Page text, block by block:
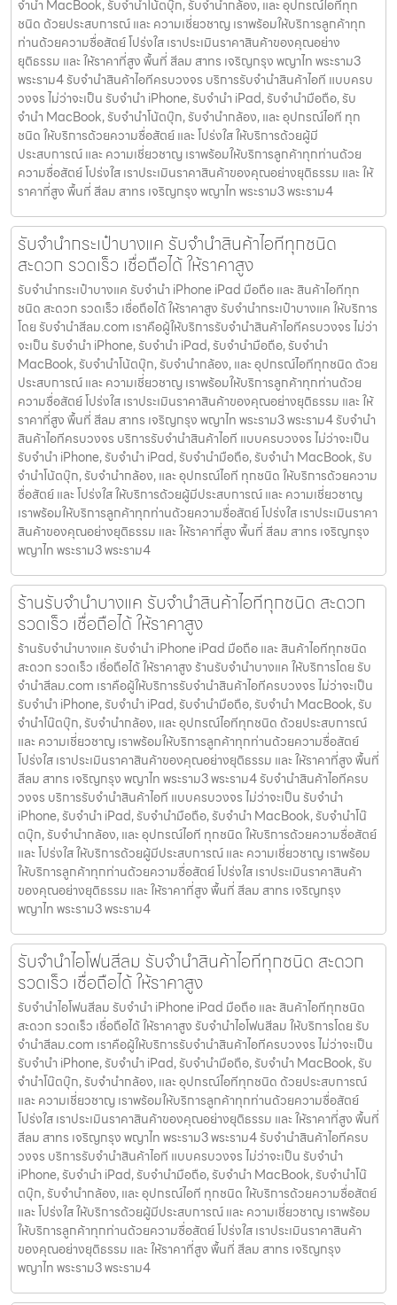
จำนำ MacBook, รับจำนำโน้ตบุ๊ก, รับจำนำกล้อง, และ อุปกรณ์ไอทีทุก
ชนิด ด้วยประสบการณ์ และ ความเชี่ยวชาญ เราพร้อมให้บริการลูกค้าทุก
ท่านด้วยความซื่อสัตย์ โปร่งใส เราประเมินราคาสินค้าของคุณอย่าง
ยุติธรรม และ ให้ราคาที่สูง พื้นที่ สีลม สาทร เจริญกรุง พญาไท พระราม3
พระราม4 รับจำนำสินค้าไอทีครบวงจร บริการรับจำนำสินค้าไอที แบบครบ
วงจร ไม่ว่าจะเป็น รับจำนำ iPhone, รับจำนำ iPad, รับจำนำมือถือ, รับ
จำนำ MacBook, รับจำนำโน้ตบุ๊ก, รับจำนำกล้อง, และ อุปกรณ์ไอที ทุก
ชนิด ให้บริการด้วยความซื่อสัตย์ และ โปร่งใส ให้บริการด้วยผู้มี
ประสบการณ์ และ ความเชี่ยวชาญ เราพร้อมให้บริการลูกค้าทุกท่านด้วย
ความซื่อสัตย์ โปร่งใส เราประเมินราคาสินค้าของคุณอย่างยุติธรรม และ ให้
ราคาที่สูง พื้นที่ สีลม สาทร เจริญกรุง พญาไท พระราม3 พระราม4
รับจำนำกระเป๋าบางแค รับจำนำสินค้าไอทีทุกชนิด
สะดวก รวดเร็ว เชื่อถือได้ ให้ราคาสูง
รับจำนำกระเป๋าบางแค รับจำนำ iPhone iPad มือถือ และ สินค้าไอทีทุก
ชนิด สะดวก รวดเร็ว เชื่อถือได้ ให้ราคาสูง รับจำนำกระเป๋าบางแค ให้บริการ
โดย รับจํานําสีลม.com เราคือผู้ให้บริการรับจำนำสินค้าไอทีครบวงจร ไม่ว่า
จะเป็น รับจำนำ iPhone, รับจำนำ iPad, รับจำนำมือถือ, รับจำนำ
MacBook, รับจำนำโน้ตบุ๊ก, รับจำนำกล้อง, และ อุปกรณ์ไอทีทุกชนิด ด้วย
ประสบการณ์ และ ความเชี่ยวชาญ เราพร้อมให้บริการลูกค้าทุกท่านด้วย
ความซื่อสัตย์ โปร่งใส เราประเมินราคาสินค้าของคุณอย่างยุติธรรม และ ให้
ราคาที่สูง พื้นที่ สีลม สาทร เจริญกรุง พญาไท พระราม3 พระราม4 รับจำนำ
สินค้าไอทีครบวงจร บริการรับจำนำสินค้าไอที แบบครบวงจร ไม่ว่าจะเป็น
รับจำนำ iPhone, รับจำนำ iPad, รับจำนำมือถือ, รับจำนำ MacBook, รับ
จำนำโน้ตบุ๊ก, รับจำนำกล้อง, และ อุปกรณ์ไอที ทุกชนิด ให้บริการด้วยความ
ซื่อสัตย์ และ โปร่งใส ให้บริการด้วยผู้มีประสบการณ์ และ ความเชี่ยวชาญ
เราพร้อมให้บริการลูกค้าทุกท่านด้วยความซื่อสัตย์ โปร่งใส เราประเมินราคา
สินค้าของคุณอย่างยุติธรรม และ ให้ราคาที่สูง พื้นที่ สีลม สาทร เจริญกรุง
พญาไท พระราม3 พระราม4
ร้านรับจำนำบางแค รับจำนำสินค้าไอทีทุกชนิด สะดวก
รวดเร็ว เชื่อถือได้ ให้ราคาสูง
ร้านรับจำนำบางแค รับจำนำ iPhone iPad มือถือ และ สินค้าไอทีทุกชนิด
สะดวก รวดเร็ว เชื่อถือได้ ให้ราคาสูง ร้านรับจำนำบางแค ให้บริการโดย รับ
จํานําสีลม.com เราคือผู้ให้บริการรับจำนำสินค้าไอทีครบวงจร ไม่ว่าจะเป็น
รับจำนำ iPhone, รับจำนำ iPad, รับจำนำมือถือ, รับจำนำ MacBook, รับ
จำนำโน๊ตบุ๊ก, รับจำนำกล้อง, และ อุปกรณ์ไอทีทุกชนิด ด้วยประสบการณ์
และ ความเชี่ยวชาญ เราพร้อมให้บริการลูกค้าทุกท่านด้วยความซื่อสัตย์
โปร่งใส เราประเมินราคาสินค้าของคุณอย่างยุติธรรม และ ให้ราคาที่สูง พื้นที่
สีลม สาทร เจริญกรุง พญาไท พระราม3 พระราม4 รับจำนำสินค้าไอทีครบ
วงจร บริการรับจำนำสินค้าไอที แบบครบวงจร ไม่ว่าจะเป็น รับจำนำ
iPhone, รับจำนำ iPad, รับจำนำมือถือ, รับจำนำ MacBook, รับจำนำโน๊
ตบุ๊ก, รับจำนำกล้อง, และ อุปกรณ์ไอที ทุกชนิด ให้บริการด้วยความซื่อสัตย์
และ โปร่งใส ให้บริการด้วยผู้มีประสบการณ์ และ ความเชี่ยวชาญ เราพร้อม
ให้บริการลูกค้าทุกท่านด้วยความซื่อสัตย์ โปร่งใส เราประเมินราคาสินค้า
ของคุณอย่างยุติธรรม และ ให้ราคาที่สูง พื้นที่ สีลม สาทร เจริญกรุง
พญาไท พระราม3 พระราม4
รับจำนำไอโฟนสีลม รับจำนำสินค้าไอทีทุกชนิด สะดวก
รวดเร็ว เชื่อถือได้ ให้ราคาสูง
รับจำนำไอโฟนสีลม รับจำนำ iPhone iPad มือถือ และ สินค้าไอทีทุกชนิด
สะดวก รวดเร็ว เชื่อถือได้ ให้ราคาสูง รับจำนำไอโฟนสีลม ให้บริการโดย รับ
จํานําสีลม.com เราคือผู้ให้บริการรับจำนำสินค้าไอทีครบวงจร ไม่ว่าจะเป็น
รับจำนำ iPhone, รับจำนำ iPad, รับจำนำมือถือ, รับจำนำ MacBook, รับ
จำนำโน๊ตบุ๊ก, รับจำนำกล้อง, และ อุปกรณ์ไอทีทุกชนิด ด้วยประสบการณ์
และ ความเชี่ยวชาญ เราพร้อมให้บริการลูกค้าทุกท่านด้วยความซื่อสัตย์
โปร่งใส เราประเมินราคาสินค้าของคุณอย่างยุติธรรม และ ให้ราคาที่สูง พื้นที่
สีลม สาทร เจริญกรุง พญาไท พระราม3 พระราม4 รับจำนำสินค้าไอทีครบ
วงจร บริการรับจำนำสินค้าไอที แบบครบวงจร ไม่ว่าจะเป็น รับจำนำ
iPhone, รับจำนำ iPad, รับจำนำมือถือ, รับจำนำ MacBook, รับจำนำโน๊
ตบุ๊ก, รับจำนำกล้อง, และ อุปกรณ์ไอที ทุกชนิด ให้บริการด้วยความซื่อสัตย์
และ โปร่งใส ให้บริการด้วยผู้มีประสบการณ์ และ ความเชี่ยวชาญ เราพร้อม
ให้บริการลูกค้าทุกท่านด้วยความซื่อสัตย์ โปร่งใส เราประเมินราคาสินค้า
ของคุณอย่างยุติธรรม และ ให้ราคาที่สูง พื้นที่ สีลม สาทร เจริญกรุง
พญาไท พระราม3 พระราม4